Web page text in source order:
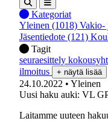
Kategoriat
Yleinen (1018) Vakio-
Jäsentiedote (121)
Tagit
seuraesittely
ilmoitus
+ näytä lisää
24.10.2022 • Yleinen
Uusi haku auki: VL
Laitamme uuteen